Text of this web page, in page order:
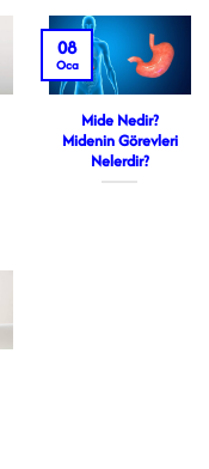
Mide Nedir?
Midenin Görevleri
Nelerdir?
08
Oca